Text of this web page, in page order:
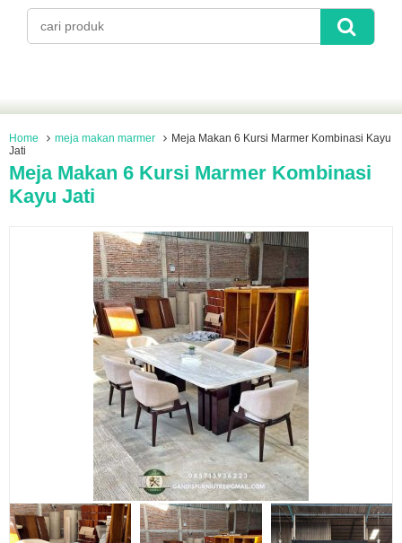
Home meja makan marmer
Meja Makan 6 Kursi Marmer Kombinasi Kayu
Jati
Meja Makan 6 Kursi Marmer Kombinasi
Kayu Jati